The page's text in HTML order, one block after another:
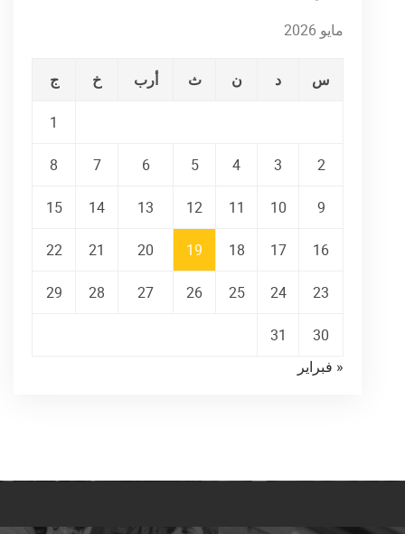
مايو 2026
س د ن ث أرب خ ج
1
2
3
4
5
6
7
8
9
10
11
12
13
14
15
16
17
18
19
20
21
22
23
24
25
26
27
28
29
30
31
« فبراير